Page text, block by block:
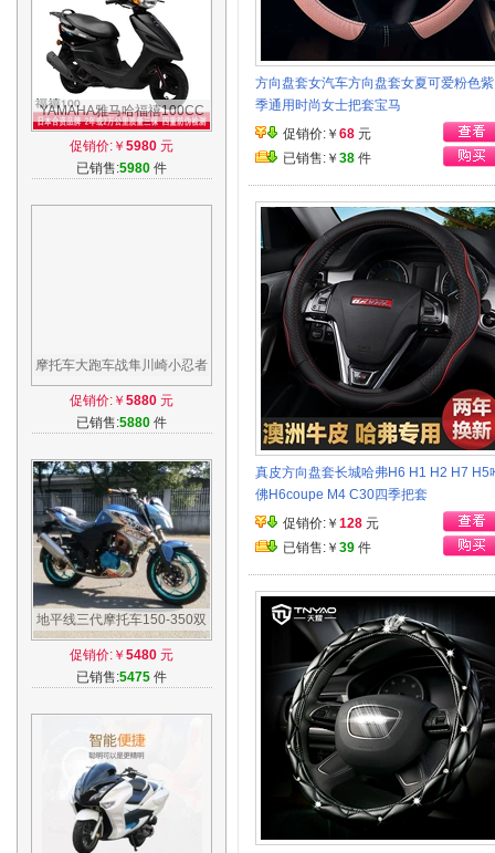
YAMAHA雅马哈福禧100CC
进口部件车摩托车踏板车女士
车跑车迷你车
促销价:￥ 5980 元
已销售:5980 件
摩托车大跑车战隼川崎小忍者
改装永源350水冷双缸地平线
公路趴赛
促销价:￥ 5880 元
已销售:5880 件
地平线三代摩托车150-350双
缸摩托车大排量大跑车公路赛
街车赛车
促销价:￥ 5480 元
已销售:5475 件
方向盘套女汽车方向盘套女夏可爱粉色
季通用时尚女士把套宝马
促销价:￥ 68 元
已销售:￥ 38 件
真皮方向盘套长城哈弗H6 H1 H2 H7 H5
佛H6coupe M4 C30四季把套
促销价:￥ 128 元
已销售:￥ 39 件